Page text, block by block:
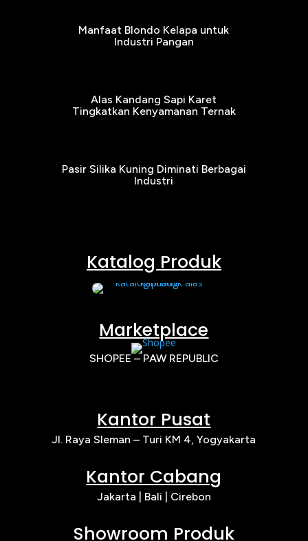
Manfaat Blondo Kelapa untuk
Industri Pangan
Alas Kandang Sapi Karet
Tingkatkan Kenyamanan Ternak
Pasir Silika Kuning Diminati Berbagai
Industri
Katalog Produk
Marketplace
SHOPEE – PAW REPUBLIC
Kantor Pusat
Jl. Raya Sleman – Turi KM 4, Yogyakarta
Kantor Cabang
Jakarta | Bali | Cirebon
Showroom Produk